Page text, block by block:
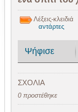
Λέξεις-κλειδιά
αντάρτες
Ψήφισε
ΣΧΟΛΙΑ
0 προστέθηκε